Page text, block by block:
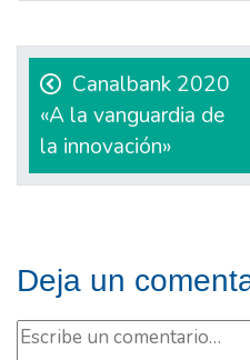
Navegación
de
entradas
Canalbank 2020
«A la vanguardia de
la innovación»
Deja un